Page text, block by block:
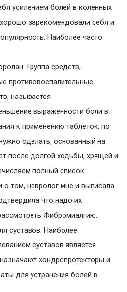
усилением болей в коленных
зарекомендовали себя и
Наиболее часто
Группа средств,
противовоспалительные
называется
выраженности боли в
к применению таблеток, по
сделать, основанный на
после долгой ходьбы, хрящей и
полный список
о том, невролог мне и выписала
что надо их
Фибромиалгию.
суставов. Наиболее
суставов является
хондропротекторы и
для устранения болей в